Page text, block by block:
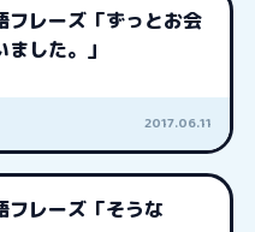
フレーズ「ずっとお会
した。」
2017.06.11
フレーズ「そうな